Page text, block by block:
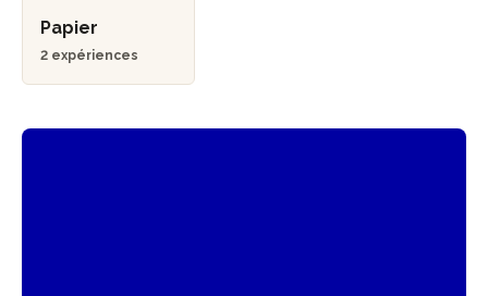
Papier
2 expériences